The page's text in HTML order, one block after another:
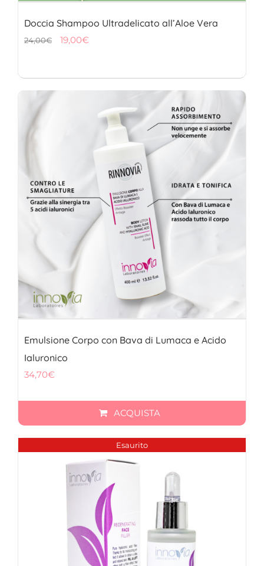
Doccia Shampoo Ultradelicato all’Aloe Vera
24,00€
Il
19,00€
19,00€.
Emulsione Corpo con Bava di Lumaca e Acido
Ialuronico
34,70€
ACQUISTA
Esaurito